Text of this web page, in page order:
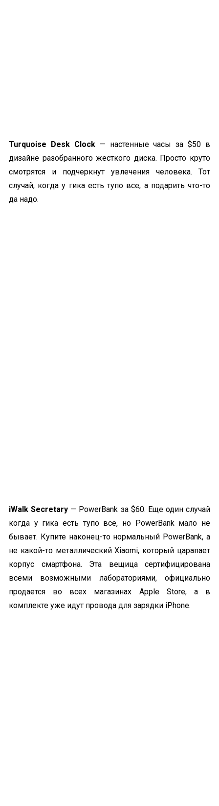
Turquoise Desk Clock— настенные часы за $50 в
дизайне разобранного жесткого диска. Просто круто
смотрятся и подчеркнут увлечения человека. Тот
случай, когда у гика есть тупо все, а подарить что-то
да надо.
iWalk Secretary — PowerBank за $60. Еще один случай
когда у гика есть тупо все, но PowerBank мало не
бывает. Купите наконец-то нормальный PowerBank, а
не какой-то металлический Xiaomi, который царапает
корпус смартфона. Эта вещица сертифицирована
всеми возможными лабораториями, официально
продается во всех магазинах Apple Store, а в
комплекте уже идут провода для зарядки iPhone.